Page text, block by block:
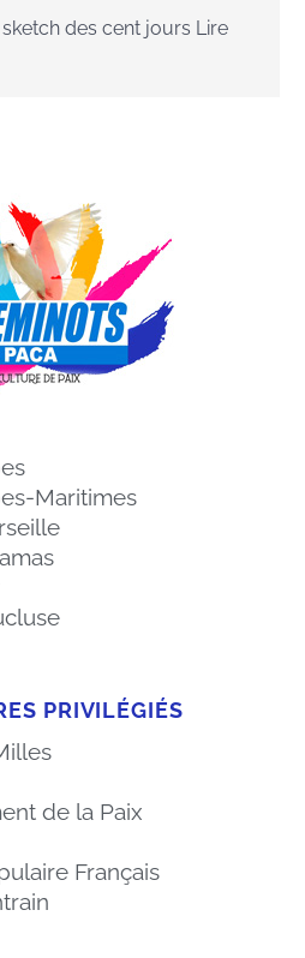
des cent jours Lire
PRIVILÉGIÉS
de la Paix
Français
Maritimes